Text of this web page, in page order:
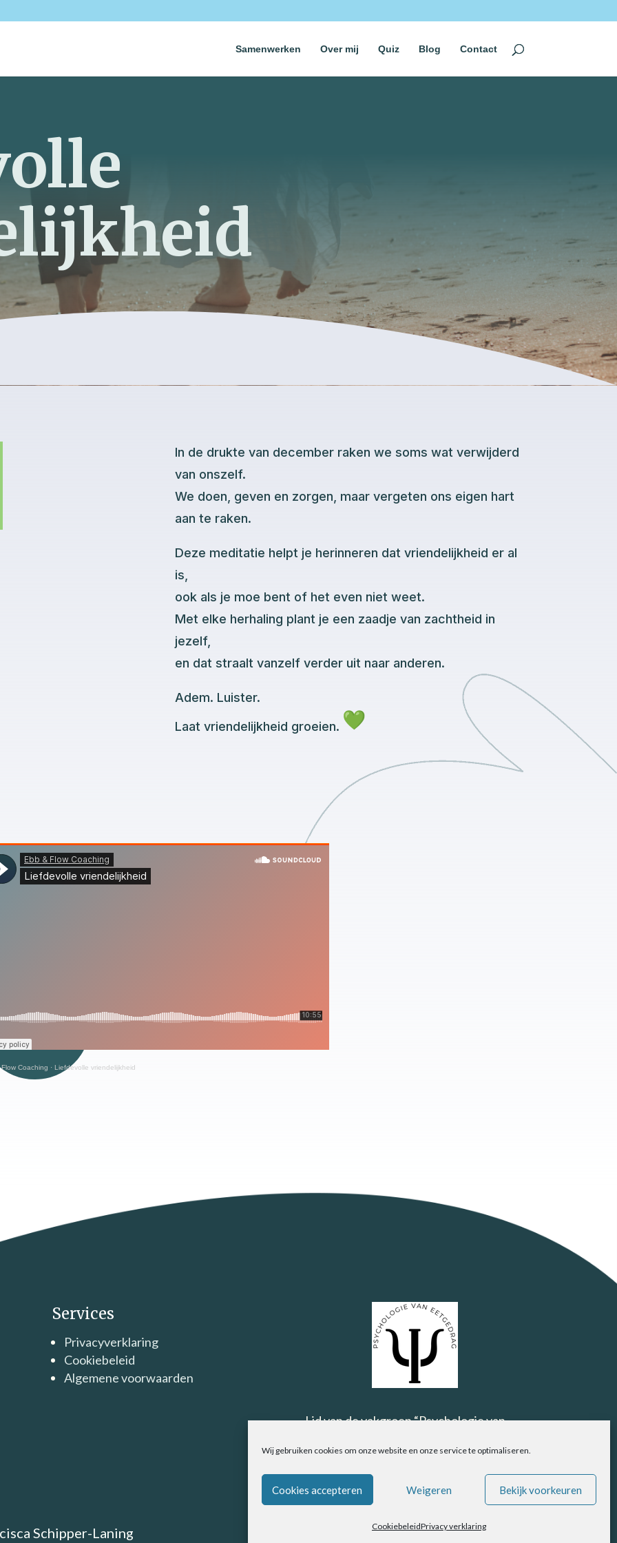
Wij gebruiken cookies om onze website en onze service te optimaliseren.
Cookies accepteren Weigeren Bekijk voorkeuren
CookiebeleidPrivacy verklaring
Samenwerken Over mij Quiz Blog Contact
In de drukte van december raken we soms wat verwijderd
van onszelf.
We doen, geven en zorgen, maar vergeten ons eigen hart
aan te raken.
Deze meditatie helpt je herinneren dat vriendelijkheid er al
is,
ook als je moe bent of het even niet weet.
Met elke herhaling plant je een zaadje van zachtheid in
jezelf,
en dat straalt vanzelf verder uit naar anderen.
Adem. Luister.
Laat vriendelijkheid groeien.
Coaching · Liefdevolle vriendelijkheid
Services
Privacyverklaring
Cookiebeleid
Algemene voorwaarden
Lid van de vakgroep “Psychologie van
Eetgedrag”.
Schipper-Laning